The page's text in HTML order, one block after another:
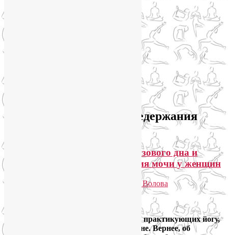
лечение недержания
Йога для укрепления мышц тазового дна и
лечения стрессового недержания мочи у женщин
Лия Волова
Это трудно не заметить: среди людей, практикующих йогу,
все больше разговоров о… тазовом дне. Вернее, об